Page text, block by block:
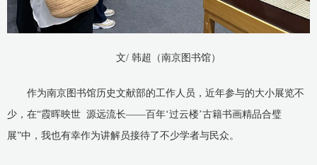
文/ 韩超（南京图书馆）
作为南京图书馆历史文献部的工作人员，近年参与的大小展览不
少，在“霞晖映世 源远流长——百年‘过云楼’古籍书画精品合璧
展”中，我也有幸作为讲解员接待了不少学者与民众。